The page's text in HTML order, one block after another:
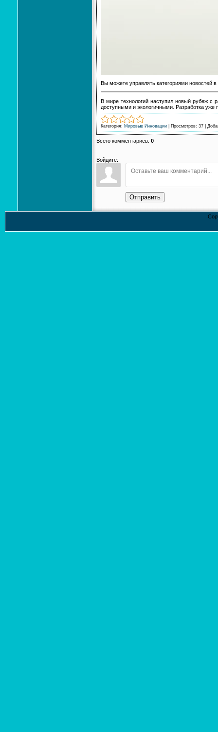
Вы можете управлять категориями новостей
В мире технологий наступил новый рубеж с
доступными и экологичными. Разработка уже
Категория: Мировые Инновации Просмотров: 37
Всего комментариев: 0
Войдите:
Отправить